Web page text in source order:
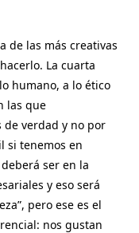
de las más creativas
La cuarta
humano, a lo ético
las que
de verdad y no por
si tenemos en
ser en la
y eso será
pero ese es el
nos gustan